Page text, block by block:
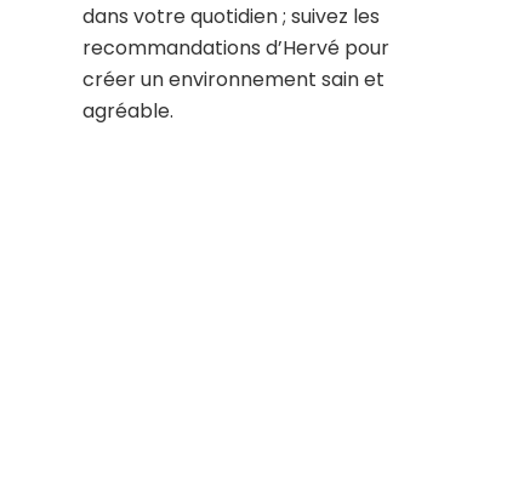
dans votre quotidien ; suivez les
recommandations d’Hervé pour
créer un environnement sain et
agréable.